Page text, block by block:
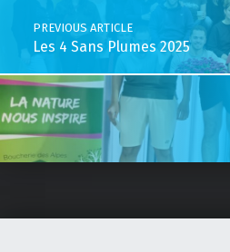
PREVIOUS ARTICLE
Les 4 Sans Plumes 2025